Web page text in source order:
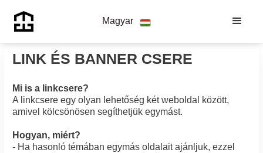
Magyar
LINK ÉS BANNER CSERE
Mi is a linkcsere?
A linkcsere egy olyan lehetőség két weboldal között,
amivel kölcsönösen segíthetjük egymást.
Hogyan, miért?
- Ha hasonló témában egymás oldalait ajánljuk, ezzel